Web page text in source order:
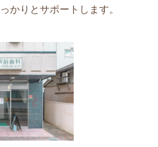
かりとサポートします。